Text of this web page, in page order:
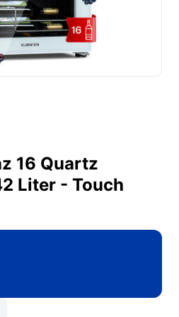
16 Quartz
Liter - Touch